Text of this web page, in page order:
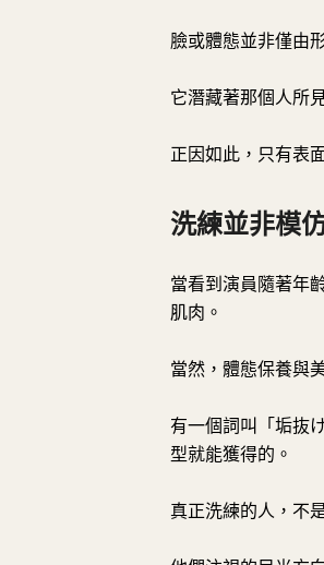
臉或體態並非僅由
它潛藏著那個人所
正因如此，只有表
洗練並非模
當看到演員隨著年
肌肉。
當然，體態保養與
有一個詞叫「垢抜
型就能獲得的。
真正洗練的人，不